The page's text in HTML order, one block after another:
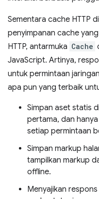
Sementara cache HTTP
penyimpanan cache
HTTP, antarmuka Cache
JavaScript. Artinya,
untuk permintaan
apa pun yang terbaik
Simpan aset statis
pertama, dan
setiap permintaan
Simpan markup
tampilkan markup
offline.
Menyajikan